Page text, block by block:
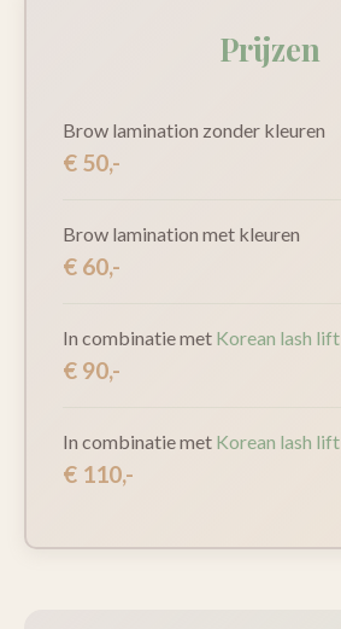
Prijzen
Brow lamination zonder kleuren
€ 50,-
Brow lamination met kleuren
€ 60,-
In combinatie met Korean lash lift
€ 90,-
In combinatie met Korean lash lift
€ 110,-